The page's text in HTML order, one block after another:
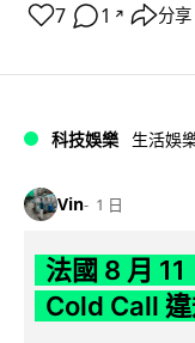
7 1 ↗ 分享
科技娛樂 生活娛
Vin 1 日
法國 8 月
Cold Call